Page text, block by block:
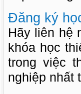
Đăng ký
Hãy liên hệ
khóa học
trong việc
nghiệp nhất